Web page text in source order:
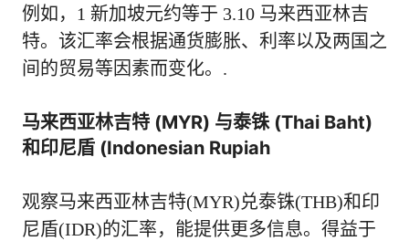
例如，1 新加坡元约等于 3.10 马来西亚林吉
特。该汇率会根据通货膨胀、利率以及两国之
间的贸易等因素而变化。.
马来西亚林吉特 (MYR) 与泰铢 (Thai Baht)
和印尼盾 (Indonesian Rupiah
观察马来西亚林吉特(MYR)兑泰铢(THB)和印
尼盾(IDR)的汇率，能提供更多信息。得益于